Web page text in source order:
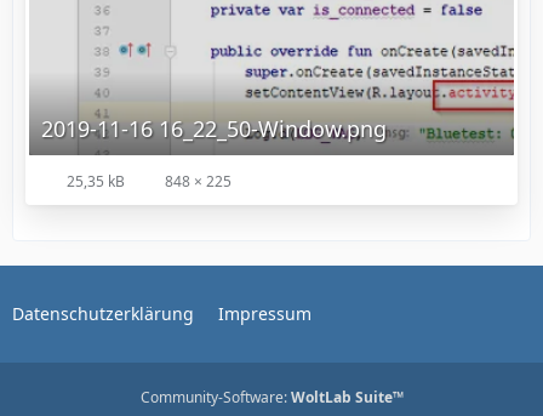
2019-11-16 16_22_50-Window.png
25,35 kB 848 × 225
Datenschutzerklärung Impressum
Community-Software:WoltLab Suite™